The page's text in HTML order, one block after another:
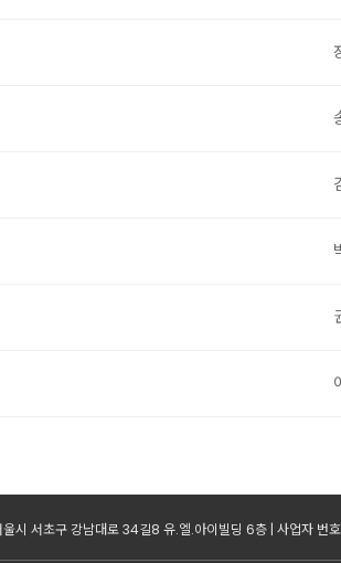
울시 서초구 강남대로 34길8 유.엘.아이빌딩 6층 | 사업